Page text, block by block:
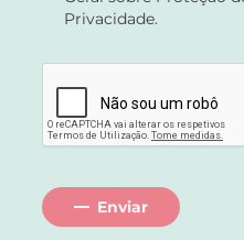
Privacidade.
Enviar